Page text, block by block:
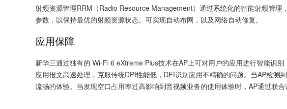
射频资源管理RRM（Radio Resource Management）通过系统化的智能射频管
参数，以保持最优的射频资源状态。可实现自动布网，以及网络自动修复。
应用保障
新华三通过独有的 Wi-Fi 6 eXtreme Plus技术在AP上可对用户的应用进行智能识
应用报文高速处理，克服传统DPI性能低，DFI识别应用不精确的问题。当AP检
流畅的体验。当发现空口占用率过高影响到音视频业务的使用体验时，AP通过联